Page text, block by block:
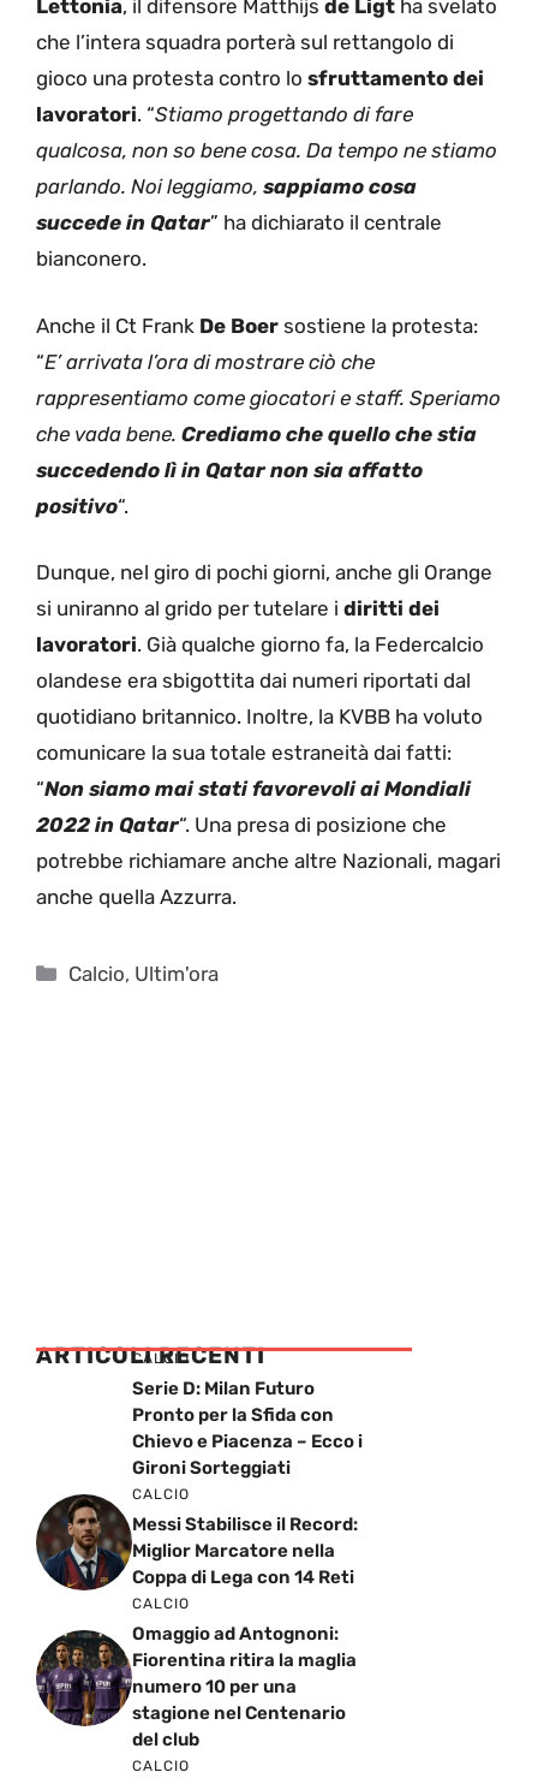
Lettonia, il difensore Matthijs de Ligt ha svelato
che l’intera squadra porterà sul rettangolo di
gioco una protesta contro lo sfruttamento dei
lavoratori. “Stiamo progettando di fare
qualcosa, non so bene cosa. Da tempo ne stiamo
parlando. Noi leggiamo, sappiamo cosa
succede in Qatar” ha dichiarato il centrale
bianconero.
Anche il Ct Frank De Boer sostiene la protesta:
“E’ arrivata l’ora di mostrare ciò che
rappresentiamo come giocatori e staff. Speriamo
che vada bene. Crediamo che quello che stia
succedendo lì in Qatar non sia affatto
positivo“.
Dunque, nel giro di pochi giorni, anche gli Orange
si uniranno al grido per tutelare i diritti dei
lavoratori. Già qualche giorno fa, la Federcalcio
olandese era sbigottita dai numeri riportati dal
quotidiano britannico. Inoltre, la KVBB ha voluto
comunicare la sua totale estraneità dai fatti:
“Non siamo mai stati favorevoli ai Mondiali
2022 in Qatar“. Una presa di posizione che
potrebbe richiamare anche altre Nazionali, magari
anche quella Azzurra.
Categorie
Calcio, Ultim'ora
ARTICOLI RECENTI
CALCIO
Serie D: Milan Futuro
Pronto per la Sfida con
Chievo e Piacenza – Ecco i
Gironi Sorteggiati
CALCIO
Messi Stabilisce il Record:
Miglior Marcatore nella
Coppa di Lega con 14 Reti
CALCIO
Omaggio ad Antognoni:
Fiorentina ritira la maglia
numero 10 per una
stagione nel Centenario
del club
CALCIO